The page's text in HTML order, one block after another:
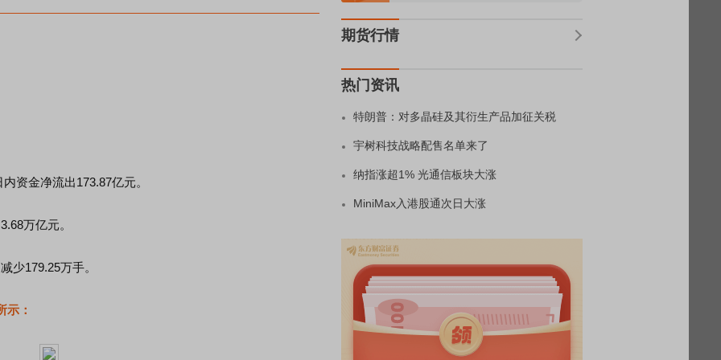
资金净流出173.87亿元。
万亿元。
179.25万手。
示：
期货行情
热门资讯
特朗普：对多晶硅及其衍生产品加征关税
宇树科技战略配售名单来了
纳指涨超1% 光通信板块大涨
MiniMax入港股通次日大涨